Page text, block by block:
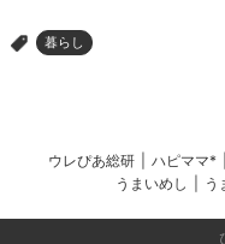
> 暮らし
ウレぴあ総研 ハピママ*
うまいめし
う